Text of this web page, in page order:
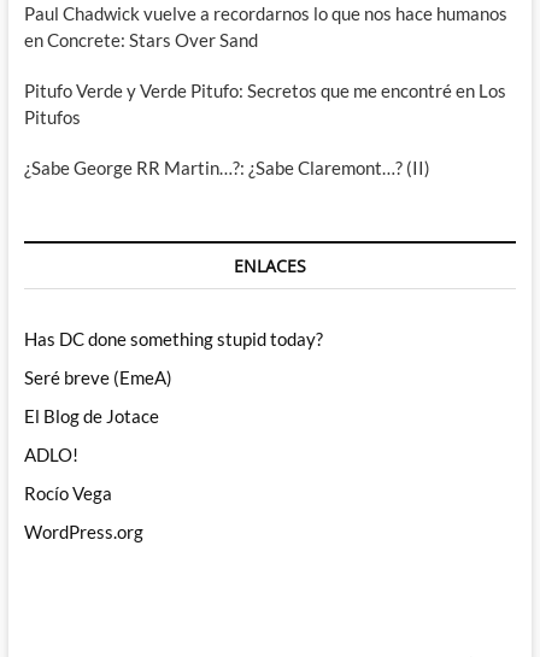
Paul Chadwick vuelve a recordarnos lo que nos hace humanos
en Concrete: Stars Over Sand
Pitufo Verde y Verde Pitufo: Secretos que me encontré en Los
Pitufos
¿Sabe George RR Martin…?: ¿Sabe Claremont…? (II)
ENLACES
Has DC done something stupid today?
Seré breve (EmeA)
El Blog de Jotace
ADLO!
Rocío Vega
WordPress.org